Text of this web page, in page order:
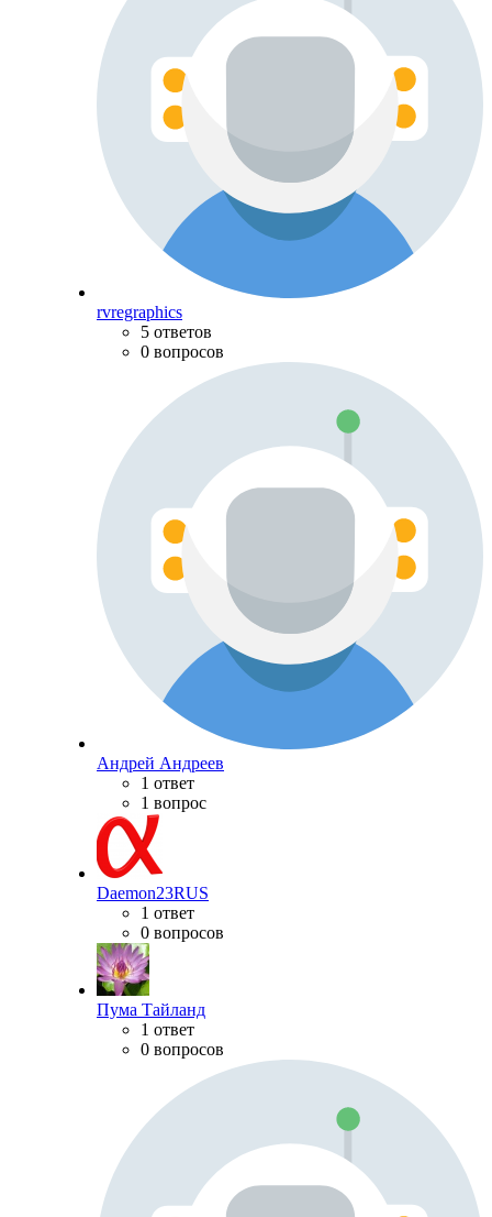
rvregraphics
5 ответов
0 вопросов
Андрей Андреев
1 ответ
1 вопрос
Daemon23RUS
1 ответ
0 вопросов
Пума Тайланд
1 ответ
0 вопросов